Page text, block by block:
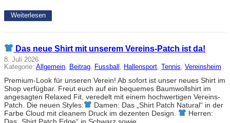
Weiterlesen
Das neue Shirt mit unserem Vereins-Patch ist da!
8. Juli 2026
Kategorie: Allgemein, Beitrag, Fussball , Hallensport, Tennis, Vereinsheim
Premium-Look für unseren Verein! Ab sofort ist unser neues Shirt im
Shop verfügbar. Freut euch auf ein bequemes Baumwollshirt im
angesagten Relaxed Fit, veredelt mit einem hochwertigen Vereins-
Patch. Die neuen Styles:
Damen: Das „Shirt Patch Natural“ in der
Farbe Cloud mit cleanem Druck im dezenten Design.
Herren:
Das „Shirt Patch Edge“ in Schwarz sowie…